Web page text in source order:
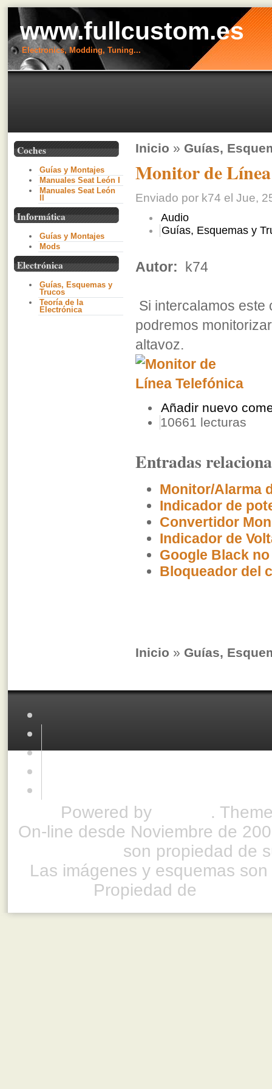
www.fullcustom.es
Electronics, Modding, Tuning...
Coches
Guías y Montajes
Manuales Seat León I
Manuales Seat León
Informática
Guías y Montajes
Mods
Electrónica
Guías, Esquemas y
Trucos
Teoría de la
Electrónica
Inicio » Guías,
Monitor de
Enviado por k74 el Jue,
Audio
Guías, Esquemas y
Autor: k74
Si intercalamos este
podremos
altavoz.
Añadir nuevo
10661 lecturas
Entradas
Monitor/Alarma
Indicador de
Convertidor
Indicador de
Google Black
Bloqueador del
Inicio » Guías,
Powered by
.
On-line desde Noviembre de
son propiedad de
Las imágenes y esquemas
Propiedad de